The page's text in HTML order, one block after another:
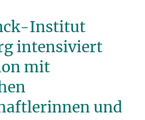
Institut
intensiviert
mit
und